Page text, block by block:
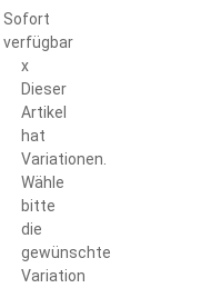
Sofort
verfügbar
x
Dieser
Artikel
hat
Variationen.
Wähle
bitte
die
gewünschte
Variation